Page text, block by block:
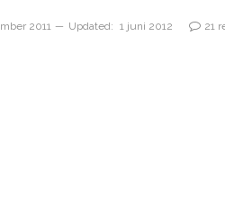
2011 Updated: 1 juni 2012 21